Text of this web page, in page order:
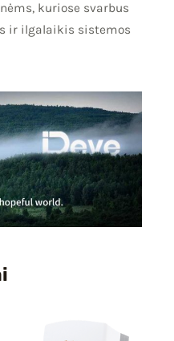
kuriose svarbus
ir ilgalaikis sistemos